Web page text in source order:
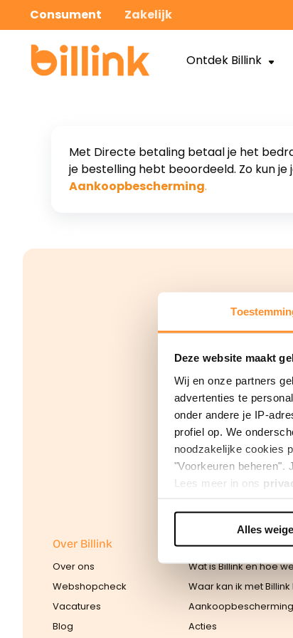
Deze website maakt
Wij en onze partners
advertenties te
onder andere je IP-
profiel op. We
noodzakelijke cookies
"Voorkeuren beheren".
Lees meer in ons
We werken samen met
Alles
Consument Zakelijk
Ontdek Billink
Met Directe betaling betaal je het
je bestelling hebt beoordeeld. Zo kun
Aankoopbescherming.
Over Billink
Over ons
Webshopcheck
Vacatures
Blog
Consumenten
Wat is Billink en hoe
Waar kan ik met
Aankoopbescherming
Acties